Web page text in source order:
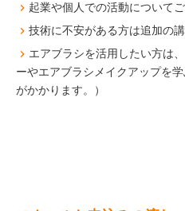
起業や個人での活動についてご
技術に不安がある方は追加の
エアブラシを活用したい方は
ーやエアブラシメイクアップを
がかかります。）